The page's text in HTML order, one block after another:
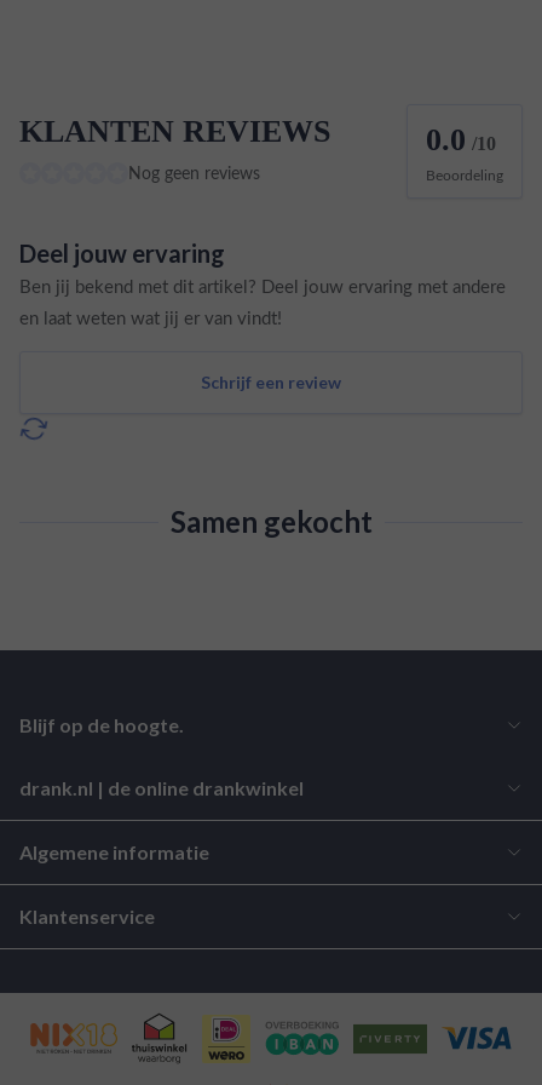
KLANTEN REVIEWS
Nog geen reviews
0.0 /10
Beoordeling
Deel jouw ervaring
Ben jij bekend met dit artikel? Deel jouw ervaring met andere
en laat weten wat jij er van vindt!
Schrijf een review
Samen gekocht
drank.nl | de online drankwinkel
Algemene informatie
Klantenservice
Blijf op de hoogte.